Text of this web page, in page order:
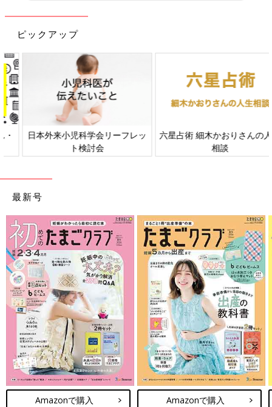
離乳完了期 1才～1才6カ月ごろ「うどん」のレシピ
トマトアスパラうどん 作り方・レシピ
離乳食完了期1歳 ～1歳6ヶ月ごろ
1歳～1歳6ヶ月ごろから使える、米、めん、パ
ンなど炭水化物を含む食材を使った、エネルギ
方・レシピ 離乳食完了期1歳 ～1歳6ヶ月
ごろ
1歳～1歳6ヶ月ごろから使える、米、めん、パ
ンなど炭水化物を含む食材を使った、エネルギ
ー源になる炭水化物のレシピをご紹介。桜えび
とキャベツの焼きうどん
サラダうどん 作り方・レシピ 離乳食完
了期1歳 ～1歳6ヶ月ごろ
1歳～1歳6ヶ月ごろから使える、米、めん、パ
ンなど炭水化物を含む食材を使った、エネルギ
ー源になる炭水化物のレシピをご紹介。サラダ
うどん
離乳完了期 1才～1才6カ月ごろ「うどん」のレ
シピ一覧はこちら
ピックアップ
日本外来小児科学会リーフレッ
ト検討会
六星占術 細木かおりさんの人生
最新号
Amazonで購入 Amazonで購入